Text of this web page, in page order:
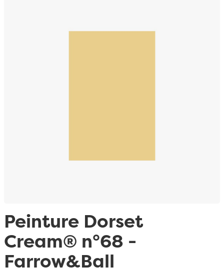
Peinture Dorset
Cream® n°68 -
Farrow&Ball